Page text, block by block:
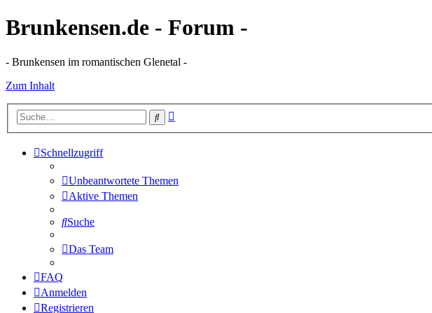
Brunkensen.de - Forum -
- Brunkensen im romantischen Glenetal -
Zum Inhalt
Suche
Schnellzugriff
Unbeantwortete Themen
Aktive Themen
Suche
Das Team
FAQ
Anmelden
Registrieren